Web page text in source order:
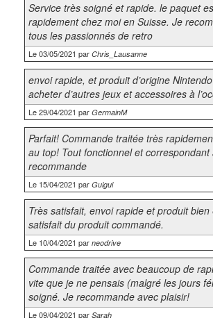
Service très soigné et rapide. le paquet
rapidement chez moi en Suisse. Je
tous les passionnés de retro
Le 03/05/2021 par Chris_Lausanne
envoi rapide, et produit d’origine
acheter d’autres jeux et accessoires à
Le 29/04/2021 par GermainM
Parfait! Commande traitée très
au top! Tout fonctionnel et
recommande
Le 15/04/2021 par Guigui
Très satisfait, envoi rapide et produit
satisfait du produit commandé.
Le 10/04/2021 par neodrive
Commande traitée avec beaucoup de
vite que je ne pensais (malgré les jours
soigné. Je recommande avec plaisir!
Le 09/04/2021 par Sarah